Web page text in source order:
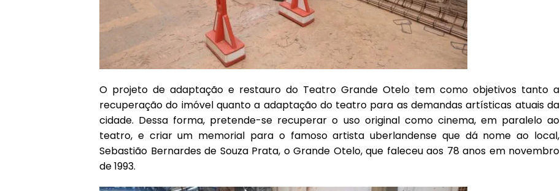
O projeto de adaptação e restauro do Teatro Grande Otelo tem como objetivos tanto a
recuperação do imóvel quanto a adaptação do teatro para as demandas artísticas atuais da
cidade. Dessa forma, pretende-se recuperar o uso original como cinema, em paralelo ao
teatro, e criar um memorial para o famoso artista uberlandense que dá nome ao local,
Sebastião Bernardes de Souza Prata, o Grande Otelo, que faleceu aos 78 anos em novembro
de 1993.